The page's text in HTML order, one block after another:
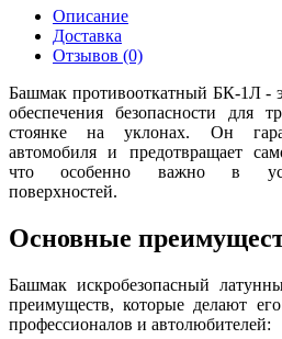
Описание
Доставка
Отзывов (0)
Башмак противооткатный БК-1Л -
обеспечения безопасности для
стоянке на уклонах. Он
автомобиля и предотвращает
что особенно важно в
поверхностей.
Основные
Башмак искробезопасный
преимуществ, которые делают
профессионалов и автолюбителей: